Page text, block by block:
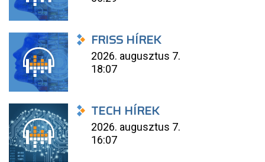
FRISS HÍREK
2026. augusztus 7.
18:07
TECH HÍREK
2026. augusztus 7.
16:07